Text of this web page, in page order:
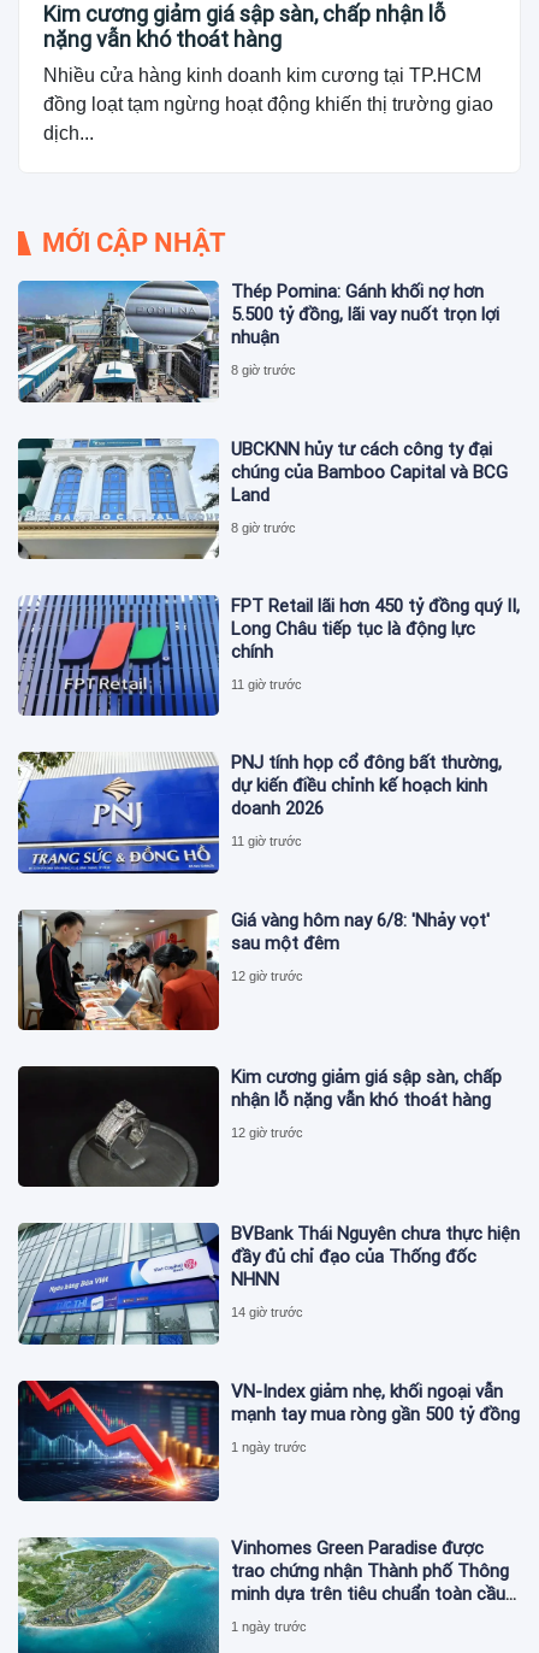
Kim cương giảm giá sập sàn, chấp nhận lỗ
nặng vẫn khó thoát hàng
Nhiều cửa hàng kinh doanh kim cương tại TP.HCM
đồng loạt tạm ngừng hoạt động khiến thị trường giao
dịch...
MỚI CẬP NHẬT
Thép Pomina: Gánh khối nợ hơn
5.500 tỷ đồng, lãi vay nuốt trọn lợi
nhuận
8 giờ trước
UBCKNN hủy tư cách công ty đại
chúng của Bamboo Capital và BCG
Land
8 giờ trước
FPT Retail lãi hơn 450 tỷ đồng quý II,
Long Châu tiếp tục là động lực
chính
11 giờ trước
PNJ tính họp cổ đông bất thường,
dự kiến điều chỉnh kế hoạch kinh
doanh 2026
11 giờ trước
Giá vàng hôm nay 6/8: 'Nhảy vọt'
sau một đêm
12 giờ trước
Kim cương giảm giá sập sàn, chấp
nhận lỗ nặng vẫn khó thoát hàng
12 giờ trước
BVBank Thái Nguyên chưa thực hiện
đầy đủ chỉ đạo của Thống đốc
NHNN
14 giờ trước
VN-Index giảm nhẹ, khối ngoại vẫn
mạnh tay mua ròng gần 500 tỷ đồng
1 ngày trước
Vinhomes Green Paradise được
trao chứng nhận Thành phố Thông
minh dựa trên tiêu chuẩn toàn cầu
ISO 37122
1 ngày trước